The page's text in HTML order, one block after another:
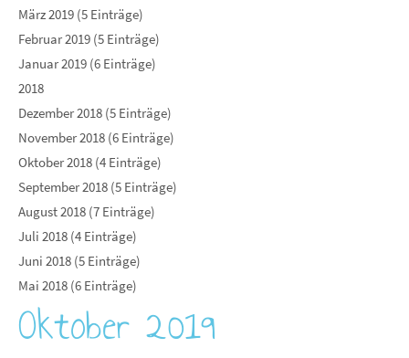
März 2019 (5 Einträge)
Februar 2019 (5 Einträge)
Januar 2019 (6 Einträge)
2018
Dezember 2018 (5 Einträge)
November 2018 (6 Einträge)
Oktober 2018 (4 Einträge)
September 2018 (5 Einträge)
August 2018 (7 Einträge)
Juli 2018 (4 Einträge)
Juni 2018 (5 Einträge)
Mai 2018 (6 Einträge)
Oktober 2019